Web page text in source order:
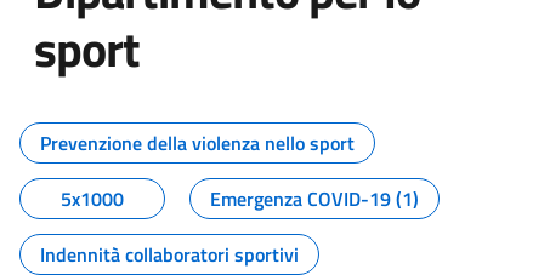
sport
Tutti i contenuti della pagina
Prevenzione della violenza nello sport
5x1000
Emergenza COVID-19 (1)
Indennità collaboratori sportivi